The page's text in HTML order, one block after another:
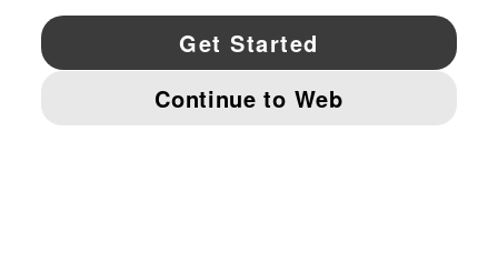
YouTube Twitter Pinterest
IMPRINT AND LEGAL DATA